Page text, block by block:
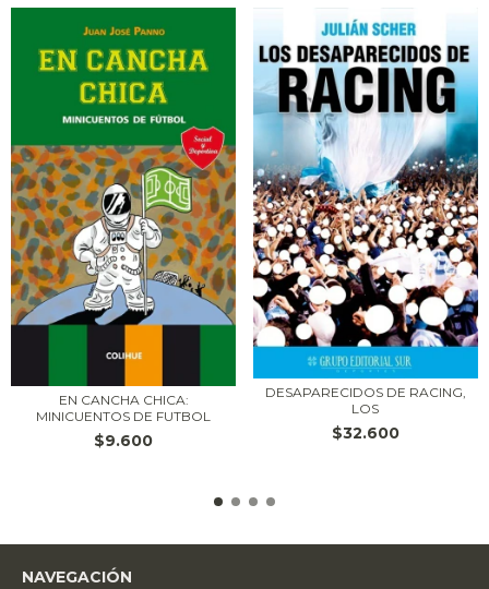
EN CANCHA CHICA:
MINICUENTOS DE FUTBOL
$9.600
DESAPARECIDOS DE RACING,
LOS
$32.600
NAVEGACIÓN